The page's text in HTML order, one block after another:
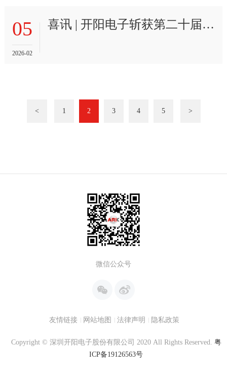
05
2026-02
喜讯 | 开阳电子斩获第二十届“中国芯”芯火新锐产品奖
< 1 2 3 4 5 >
微信公众号
友情链接 网站地图 法律声明 隐私政策
Copyright © 深圳开阳电子股份有限公司 2020 All Rights Reserved. 粤
ICP备19126563号